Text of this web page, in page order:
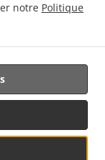
notre Politique
Livraison de plats cuisinés